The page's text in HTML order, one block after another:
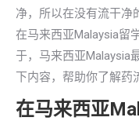
净，所以在没有流干净
在马来西亚Malaysia留
于，马来西亚Malaysia
下内容，帮助你了解药
在马来西亚